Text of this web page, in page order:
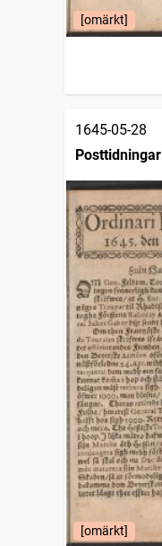
[omärkt]
1645-05-28
Posttidningar
[omärkt]